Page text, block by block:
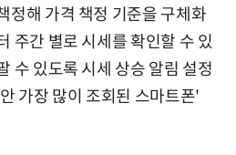
정해 가격 책정 기준을 구체화
주간 별로 시세를 확인할 수 있
수 있도록 시세 상승 알림 설정
가장 많이 조회된 스마트폰'